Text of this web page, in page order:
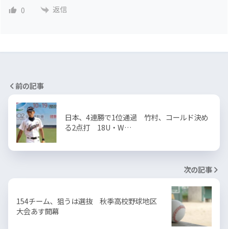
0 返信
前の記事
日本、4連勝で1位通過 竹村、コールド決め
る2点打 18U・W…
次の記事
154チーム、狙うは選抜 秋季高校野球地区
大会あす開幕